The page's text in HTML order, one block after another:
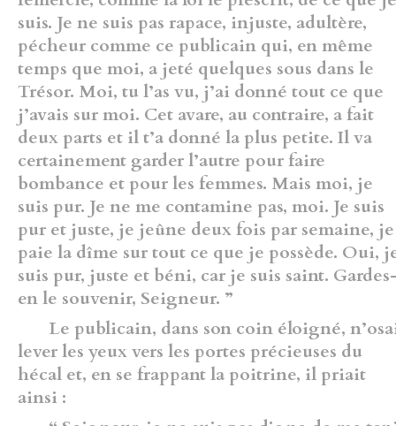
suis. Je ne suis pas rapace, injuste, adultère,
pécheur comme ce publicain qui, en même
temps que moi, a jeté quelques sous dans le
Trésor. Moi, tu l’as vu, j’ai donné tout ce que
j’avais sur moi. Cet avare, au contraire, a fait
deux parts et il t’a donné la plus petite. Il va
certainement garder l’autre pour faire
bombance et pour les femmes. Mais moi, je
suis pur. Je ne me contamine pas, moi. Je suis
pur et juste, je jeûne deux fois par semaine, je
paie la dîme sur tout ce que je possède. Oui,
suis pur, juste et béni, car je suis saint.
en le souvenir, Seigneur. ”
Le publicain, dans son coin éloigné,
lever les yeux vers les portes précieuses du
hécal et, en se frappant la poitrine, il priait
ainsi :